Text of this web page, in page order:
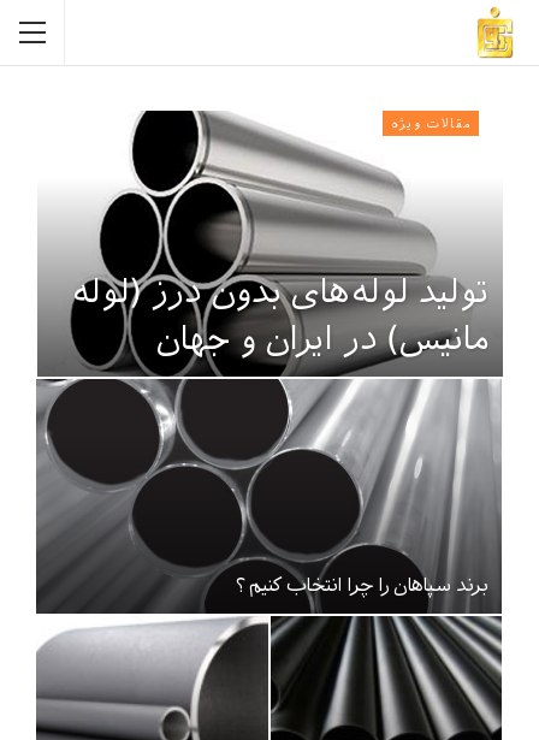
مقالات ویژه
تولید لوله‌های بدون درز (لوله
مانیس) در ایران و جهان
برند سپاهان را چرا انتخاب کنیم ؟